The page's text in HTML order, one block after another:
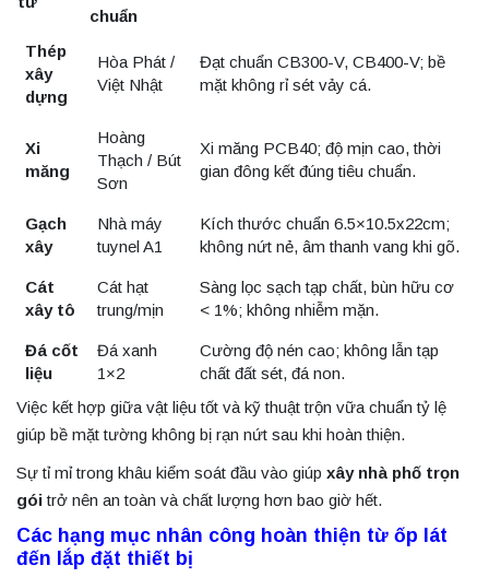
chuẩn
Thép
xây
dựng
Hòa Phát /
Việt Nhật
Đạt chuẩn CB300-V, CB400-V; bề
mặt không rỉ sét vảy cá.
Xi
măng
Hoàng
Thạch / Bút
Sơn
Xi măng PCB40; độ mịn cao, thời
gian đông kết đúng tiêu chuẩn.
Gạch
xây
Nhà máy
tuynel A1
Kích thước chuẩn 6.5×10.5x22cm;
không nứt nẻ, âm thanh vang khi gõ.
Cát
xây tô
Cát hạt
trung/mịn
Sàng lọc sạch tạp chất, bùn hữu cơ
< 1%; không nhiễm mặn.
Đá cốt
liệu
Đá xanh
1×2
Cường độ nén cao; không lẫn tạp
chất đất sét, đá non.
Việc kết hợp giữa vật liệu tốt và kỹ thuật trộn vữa chuẩn tỷ lệ
giúp bề mặt tường không bị rạn nứt sau khi hoàn thiện.
Sự tỉ mỉ trong khâu kiểm soát đầu vào giúp xây nhà phố trọn
góitrở nên an toàn và chất lượng hơn bao giờ hết.
Các hạng mục nhân công hoàn thiện từ ốp lát
đến lắp đặt thiết bị